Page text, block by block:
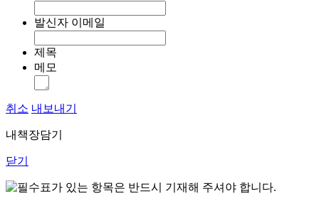
발신자 이메일
제목
메모
취소 내보내기
내책장담기
닫기
표가 있는 항목은 반드시 기재해 주셔야 합니다.